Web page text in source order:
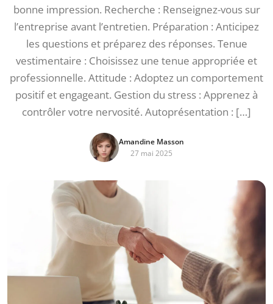
bonne impression. Recherche : Renseignez-vous sur
l’entreprise avant l’entretien. Préparation : Anticipez
les questions et préparez des réponses. Tenue
vestimentaire : Choisissez une tenue appropriée et
professionnelle. Attitude : Adoptez un comportement
positif et engageant. Gestion du stress : Apprenez à
contrôler votre nervosité. Autoprésentation : […]
Amandine Masson
27 mai 2025